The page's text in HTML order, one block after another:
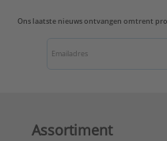
Type:
AL2962-2AN
Serie:
LS range
Ons laatste nieuws ontvangen omtrent
Assortiment